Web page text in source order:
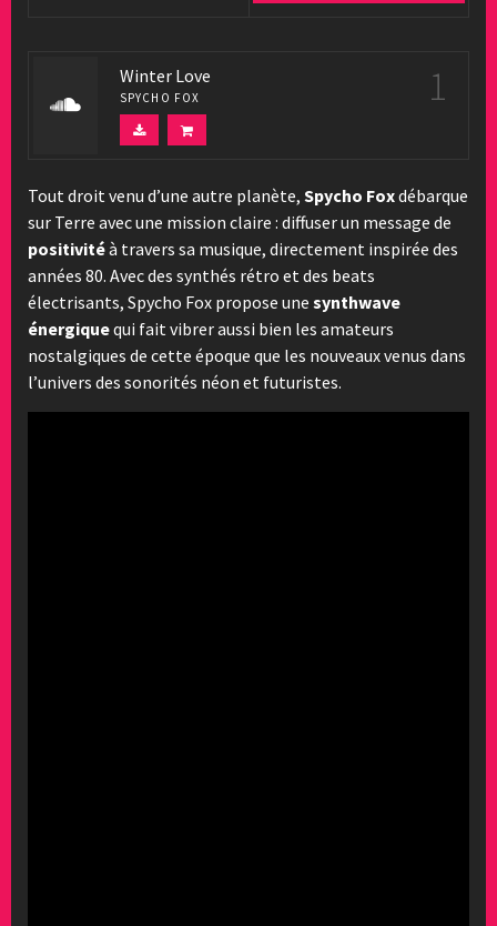
Winter Love
SPYCHO FOX 1
Tout droit venu d’une autre planète, Spycho Foxdébarque
sur Terre avec une mission claire : diffuser un message de
positivitéà travers sa musique, directement inspirée des
années 80. Avec des synthés rétro et des beats
électrisants, Spycho Fox propose une synthwave
énergiquequi fait vibrer aussi bien les amateurs
nostalgiques de cette époque que les nouveaux venus dans
l’univers des sonorités néon et futuristes.